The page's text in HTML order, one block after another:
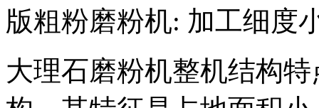
版粗粉磨粉机: 加工细度
大理石磨粉机整机结构